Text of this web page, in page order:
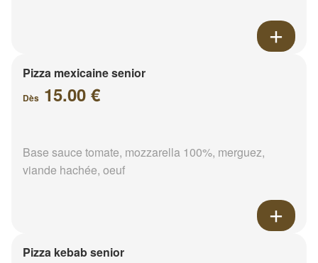
Pizza mexicaine senior
Dès 15.00 €
Base sauce tomate, mozzarella 100%, merguez,
viande hachée, oeuf
Pizza kebab senior